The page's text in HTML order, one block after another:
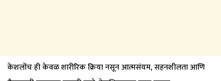
केशलोंच ही केवळ शारीरिक क्रिया नसून आत्मसंयम, सहनशीलता आणि